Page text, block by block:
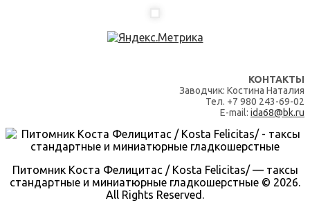
КОНТАКТЫ
Заводчик: Костина Наталия
Тел. +7 980 243-69-02
E-mail: ida68@bk.ru
Питомник Коста Фелицитас / Kosta Felicitas/ — таксы
стандартные и миниатюрные гладкошерстные © 2026.
All Rights Reserved.